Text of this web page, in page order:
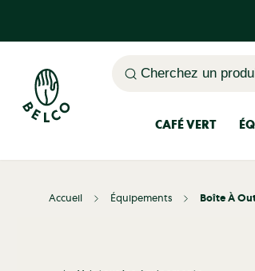
Cherchez un
CAFÉ VERT
Accueil Équipements Boîte À